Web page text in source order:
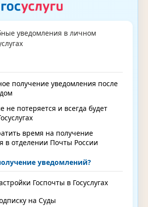
уведомления в личном
получение уведомления после
не потеряется и всегда будет
время на получение
в отделении Почты России
уведомлений?
Госпочты в Госуслугах
на Суды